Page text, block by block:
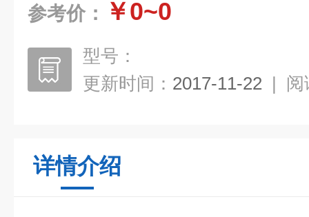
参考价： ￥0~0
型号：
更新时间： 2017-11-22 | 阅
详情介绍